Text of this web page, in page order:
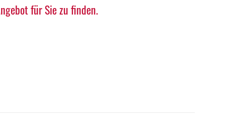
für Sie zu finden.